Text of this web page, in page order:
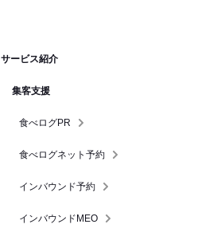
サービス紹介
集客支援
食べログPR
食べログネット予約
インバウンド予約
インバウンドMEO